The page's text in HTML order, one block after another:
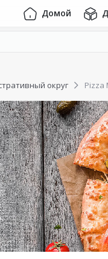
Домой
округ Pizza